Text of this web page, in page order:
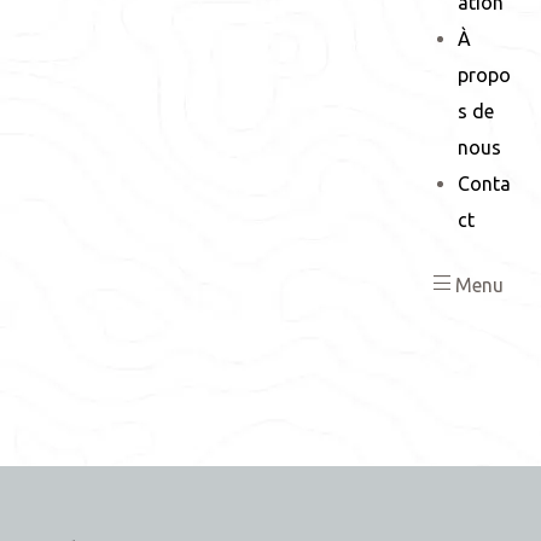
À
propo
s de
nous
Conta
ct
Menu